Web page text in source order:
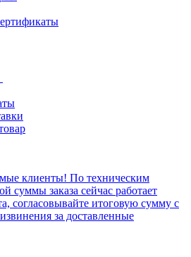
клиенты! По техническим
суммы заказа сейчас работает
согласовывайте итоговую сумму с
за доставленные